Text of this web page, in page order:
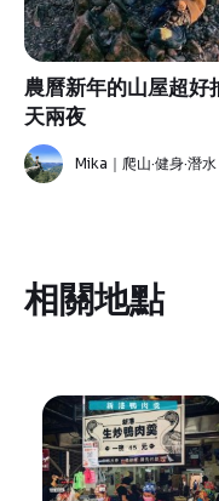
農曆新年的山屋超好
天兩夜
Mika｜爬山·健身·潛水
相關地點